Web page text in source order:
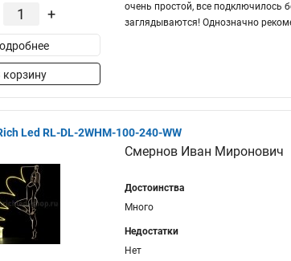
+
корзину
очень простой, все подключилось
заглядываются! Однозначно
Led RL-DL-2WHM-100-240-WW
Смернов Иван Миронович
Достоинства
Много
Недостатки
Нет